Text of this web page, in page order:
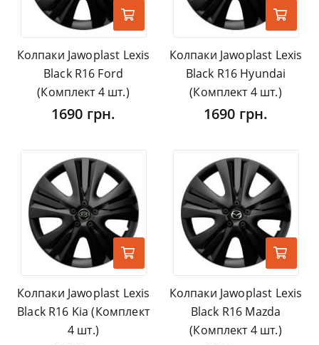
Колпаки Jawoplast Lexis
Black R16 Ford
(Комплект 4 шт.)
1690 грн.
Колпаки Jawoplast Lexis
Black R16 Hyundai
(Комплект 4 шт.)
1690 грн.
Колпаки Jawoplast Lexis
Black R16 Kia (Комплект
4 шт.)
Колпаки Jawoplast Lexis
Black R16 Mazda
(Комплект 4 шт.)